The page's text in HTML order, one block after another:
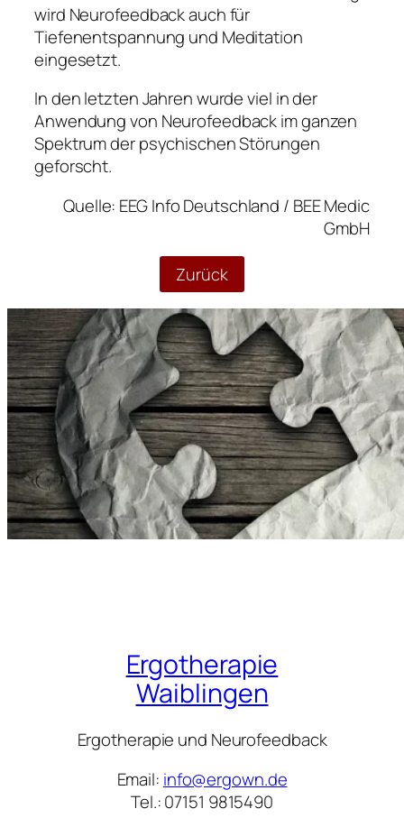
wird Neurofeedback auch für
Tiefenentspannung und Meditation
eingesetzt.
In den letzten Jahren wurde viel in der
Anwendung von Neurofeedback im ganzen
Spektrum der psychischen Störungen
geforscht.
Quelle: EEG Info Deutschland / BEE Medic
GmbH
Zurück
Ergotherapie
Waiblingen
Ergotherapie und Neurofeedback
Email: info@ergown.de
Tel.: 07151 9815490